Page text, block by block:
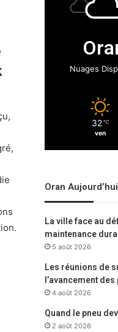
Nuages
32 ℃
ven
Oran Aujourd’hui
La ville face au
maintenance
5 août 2026
Les réunions de
l’avancement
4 août 2026
Quand le pneu
2 août 2026